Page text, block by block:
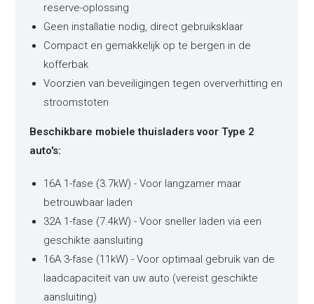
reserve-oplossing
Geen installatie nodig, direct gebruiksklaar
Compact en gemakkelijk op te bergen in de
kofferbak
Voorzien van beveiligingen tegen oververhitting en
stroomstoten
Beschikbare mobiele thuisladers voor Type 2
auto's:
16A 1-fase (3.7kW) - Voor langzamer maar
betrouwbaar laden
32A 1-fase (7.4kW) - Voor sneller laden via een
geschikte aansluiting
16A 3-fase (11kW) - Voor optimaal gebruik van de
laadcapaciteit van uw auto (vereist geschikte
aansluiting)